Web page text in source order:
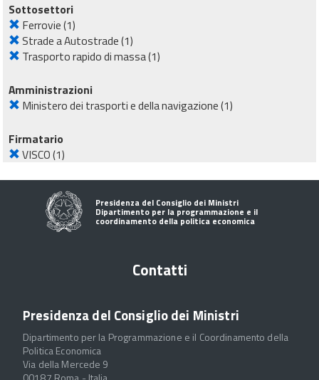
Sottosettori
Ferrovie(1)
Strade a Autostrade(1)
Trasporto rapido di massa(1)
Amministrazioni
Ministero dei trasporti e della navigazione(1)
Firmatario
VISCO(1)
Presidenza del Consiglio dei Ministri
Dipartimento per la programmazione e il
coordinamento della politica economica
Contatti
Presidenza del Consiglio dei Ministri
Dipartimento per la Programmazione e il Coordinamento della
Politica Economica
Via della Mercede 9